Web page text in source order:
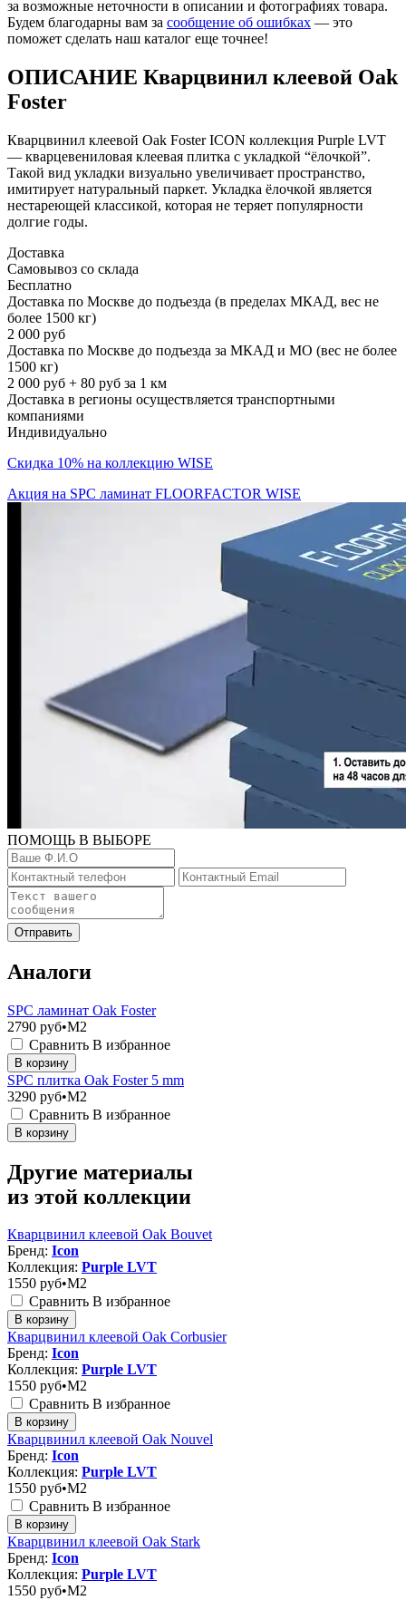
за возможные неточности в описании и фотографиях товара.
Будем благодарны вам за сообщение об ошибках — это
поможет сделать наш каталог еще точнее!
ОПИСАНИЕ Кварцвинил клеевой Oak
Foster
Кварцвинил клеевой Oak Foster ICON коллекция Purple LVT
— кварцевениловая клеевая плитка с укладкой “ёлочкой”.
Такой вид укладки визуально увеличивает пространство,
имитирует натуральный паркет. Укладка ёлочкой является
нестареющей классикой, которая не теряет популярности
долгие годы.
Доставка
Самовывоз со склада
Бесплатно
Доставка по Москве до подъезда (в пределах МКАД, вес не
более 1500 кг)
2 000 руб
Доставка по Москве до подъезда за МКАД и МО (вес не более
1500 кг)
2 000 руб + 80 руб за 1 км
Доставка в регионы осуществляется транспортными
компаниями
Индивидуально
Скидка 10% на коллекцию WISE
Акция на SPC ламинат FLOORFACTOR WISE
ПОМОЩЬ В ВЫБОРЕ
Отправить
Аналоги
SPC ламинат Oak Foster
2790 руб•M2
Сравнить В избранное
В корзину
SPC плитка Oak Foster 5 mm
3290 руб•M2
Сравнить В избранное
В корзину
Другие материалы
из этой коллекции
Кварцвинил клеевой Oak Bouvet
Бренд: Icon
Коллекция: Purple LVT
1550 руб•M2
Сравнить В избранное
В корзину
Кварцвинил клеевой Oak Corbusier
Бренд: Icon
Коллекция: Purple LVT
1550 руб•M2
Сравнить В избранное
В корзину
Кварцвинил клеевой Oak Nouvel
Бренд: Icon
Коллекция: Purple LVT
1550 руб•M2
Сравнить В избранное
В корзину
Кварцвинил клеевой Oak Stark
Бренд: Icon
Коллекция: Purple LVT
1550 руб•M2